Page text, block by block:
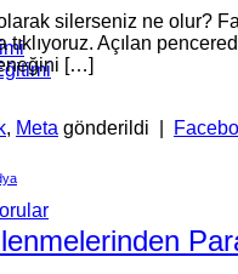
olarak silerseniz ne olur?
tıklıyoruz. Açılan
[…]
, Meta gönderildi